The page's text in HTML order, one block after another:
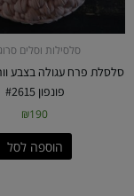
סלסילות וסלים
סלסלת פרח עגולה בצבע
פונפון #2615
₪190
הוספה לסל